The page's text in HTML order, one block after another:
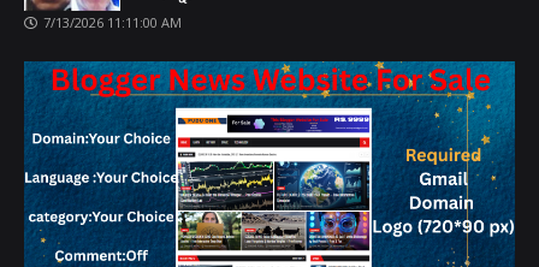
7/13/2026 11:11:00 AM